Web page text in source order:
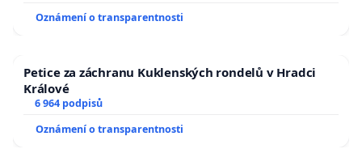
Oznámení o transparentnosti
Petice za záchranu Kuklenských rondelů v Hradci
Králové
6 964 podpisů
Oznámení o transparentnosti